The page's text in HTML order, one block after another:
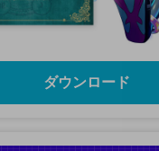
ダウンロード